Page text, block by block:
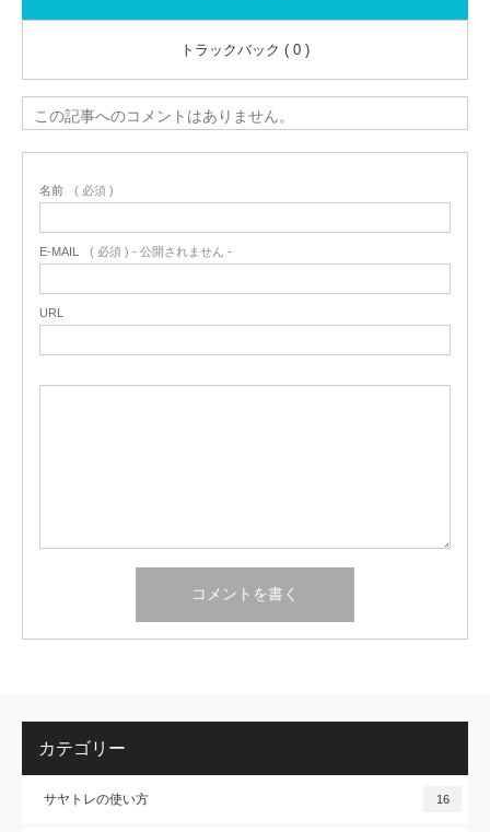
トラックバック ( 0 )
この記事へのコメントはありません。
名前 ( 必須 )
E-MAIL ( 必須 ) - 公開されません -
URL
カテゴリー
サヤトレの使い方 16